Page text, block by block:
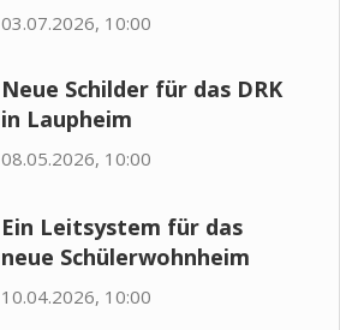
03.07.2026, 10:00
Neue Schilder für das DRK
in Laupheim
08.05.2026, 10:00
Ein Leitsystem für das
neue Schülerwohnheim
10.04.2026, 10:00